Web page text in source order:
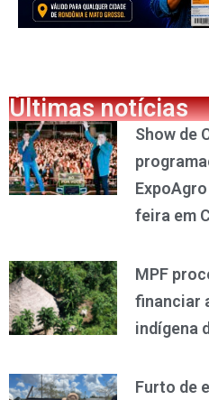
Últimas notícias
Show de
feira em
MPF
financiar
indígena
Furto de